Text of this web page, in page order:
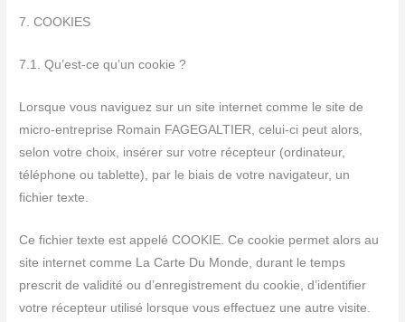
7. COOKIES
7.1. Qu’est-ce qu’un cookie ?
Lorsque vous naviguez sur un site internet comme le site de
micro-entreprise Romain FAGEGALTIER, celui-ci peut alors,
selon votre choix, insérer sur votre récepteur (ordinateur,
téléphone ou tablette), par le biais de votre navigateur, un
fichier texte.
Ce fichier texte est appelé COOKIE. Ce cookie permet alors au
site internet comme La Carte Du Monde, durant le temps
prescrit de validité ou d’enregistrement du cookie, d’identifier
votre récepteur utilisé lorsque vous effectuez une autre visite.